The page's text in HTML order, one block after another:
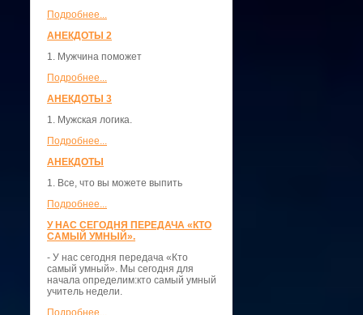
Подробнее...
АНЕКДОТЫ 2
1. Мужчина поможет
Подробнее...
АНЕКДОТЫ 3
1. Мужская логика.
Подробнее...
АНЕКДОТЫ
1. Все, что вы можете выпить
Подробнее...
У НАС СЕГОДНЯ ПЕРЕДАЧА «КТО
САМЫЙ УМНЫЙ».
- У нас сегодня передача «Кто
самый умный». Мы сегодня для
начала определим:кто самый умный
учитель недели.
Подробнее...